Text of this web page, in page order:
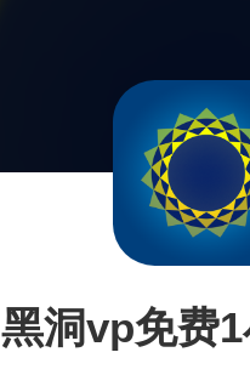
黑洞vp免费